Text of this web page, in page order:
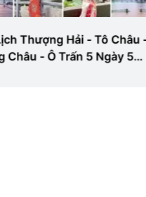
Hải - Tô Châu -
- Ô Trấn 5 Ngày 5